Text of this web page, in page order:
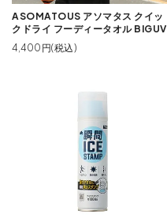
ASOMATOUS アソマタス クイッ
クドライ フーディータオル BIGUV
4,400円(税込)